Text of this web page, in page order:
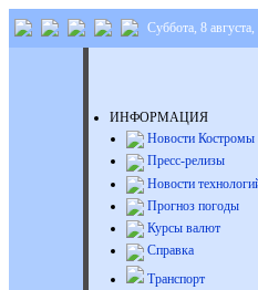
Суббота, 8 августа,
ИНФОРМАЦИЯ
Новости Костромы
Пресс-релизы
Новости
Прогноз погоды
Курсы валют
Справка
Транспорт